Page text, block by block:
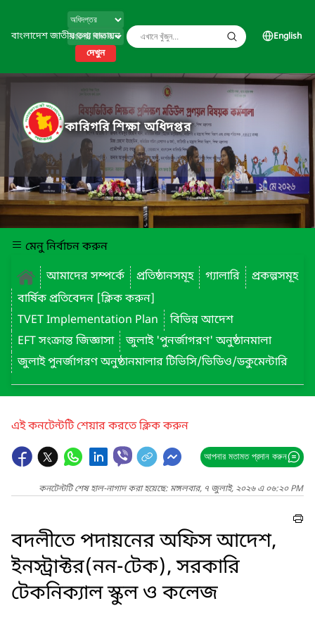
বাংলাদেশ জাতীয় তথ্য বাতায়ন
দেখুন
English
কারিগরি শিক্ষা অধিদপ্তর
মেনু নির্বাচন করুন
আমাদের সম্পর্কে
প্রতিষ্ঠানসমূহ গ্যালারি
প্রকল্পসমূহ
বার্ষিক প্রতিবেদন [ক্লিক করুন]
TVET Implementation Plan
বিভিন্ন আদেশ
EFT সংক্রান্ত জিজ্ঞাসা
জুলাই 'পুনর্জাগরণ' অনুষ্ঠানমালা
জুলাই পুনর্জাগরণ অনুষ্ঠানমালার টিভিসি/ভিডিও/ডকুমেন্টারি
এই কনটেন্টটি শেয়ার করতে ক্লিক করুন
আপনার মতামত প্রদান করুন
কনটেন্টটি শেষ হাল-নাগাদ করা হয়েছে: মঙ্গলবার, ৭ জুলাই, ২০২৬ এ ০৬:২০ PM
বদলীতে পদায়নের অফিস আদেশ,
ইনস্ট্রাক্টর(নন-টেক), সরকারি
টেকনিক্যাল স্কুল ও কলেজ